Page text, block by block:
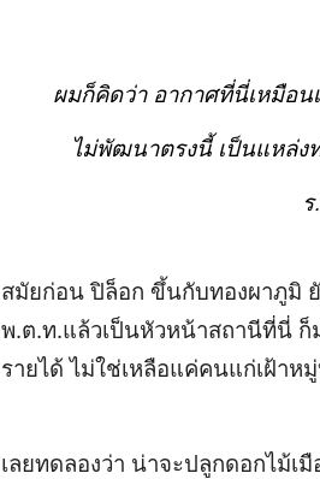
ผมก็คิดว่า อากาศที่นี่เหมือน
ไม่พัฒนาตรงนี้ เป็นแหล่ง
สมัยก่อน ปิล็อก ขึ้นกับทองผาภูมิ
พ.ต.ท.แล้วเป็นหัวหน้าสถานีที่นี่
รายได้ ไม่ใช่เหลือแค่คนแก่เฝ้าห
เลยทดลองว่า น่าจะปลูกดอกไม้เ